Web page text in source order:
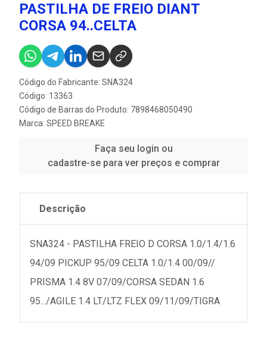
PASTILHA DE FREIO DIANT
CORSA 94..CELTA
Código do Fabricante: SNA324
Código: 13363
Código de Barras do Produto: 7898468050490
Marca: SPEED BREAKE
Faça seu login ou
cadastre-se para ver preços e comprar
Descrição
SNA324 - PASTILHA FREIO D CORSA 1.0/1.4/1.6
94/09 PICKUP 95/09 CELTA 1.0/1.4 00/09//
PRISMA 1.4 8V 07/09/CORSA SEDAN 1.6
95.../AGILE 1.4 LT/LTZ FLEX 09/11/09/TIGRA